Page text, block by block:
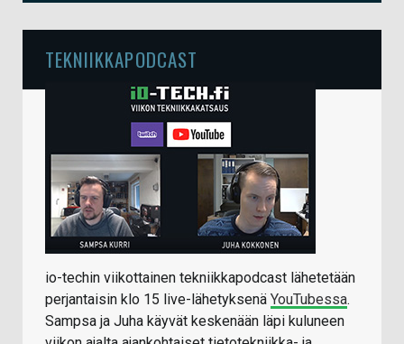
TEKNIIKKAPODCAST
io-techin viikottainen tekniikkapodcast lähetetään
perjantaisin klo 15 live-lähetyksenä YouTubessa.
Sampsa ja Juha käyvät keskenään läpi kuluneen